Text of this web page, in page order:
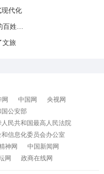
代化
文旅
网 中国网
央视网
公安部
人民共和国最高人民法院
信息化委员会办公室
神网
中国新闻网
网 政商在线网